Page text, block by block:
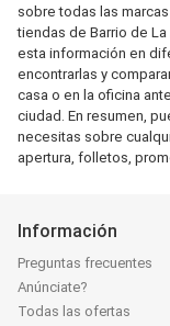
sobre todas las
tiendas de Barrio de
esta información en
encontrarlas y
casa o en la oficina
ciudad. En resumen,
necesitas sobre
apertura, folletos,
Información
Preguntas frecuentes
Anúnciate?
Todas las ofertas